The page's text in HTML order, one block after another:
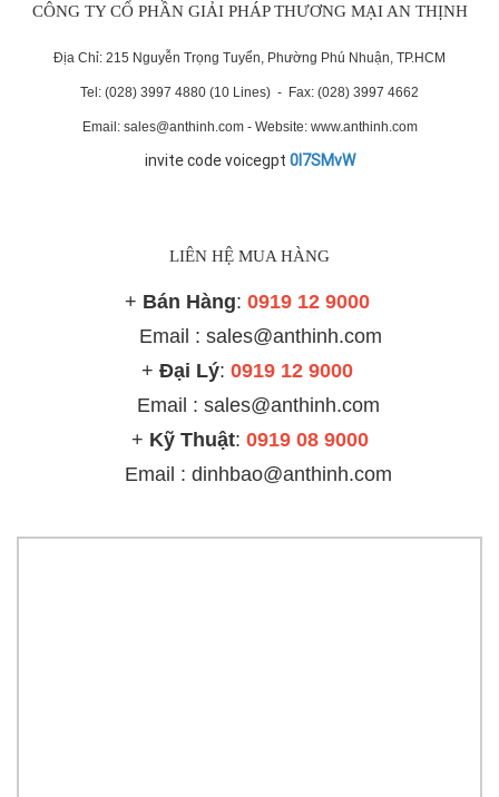
CÔNG TY CỔ PHẦN GIẢI PHÁP THƯƠNG MẠI AN THỊNH
Địa Chỉ: 215 Nguyễn Trọng Tuyển, Phường Phú Nhuận, TP.HCM
Tel: (028) 3997 4880 (10 Lines) - Fax: (028) 3997 4662
Email: sales@anthinh.com - Website: www.anthinh.com
invite code voicegpt 0I7SMvW
LIÊN HỆ MUA HÀNG
+ Bán Hàng: 0919 12 9000
Email : sales@anthinh.com
+ Đại Lý: 0919 12 9000
Email : sales@anthinh.com
+ Kỹ Thuật: 0919 08 9000
Email : dinhbao@anthinh.com